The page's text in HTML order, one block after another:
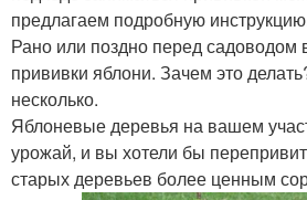
предлагаем подробную
Рано или поздно перед садоводом
прививки яблони. Зачем это
несколько.
Яблоневые деревья на вашем
урожай, и вы хотели бы
старых деревьев более ценным